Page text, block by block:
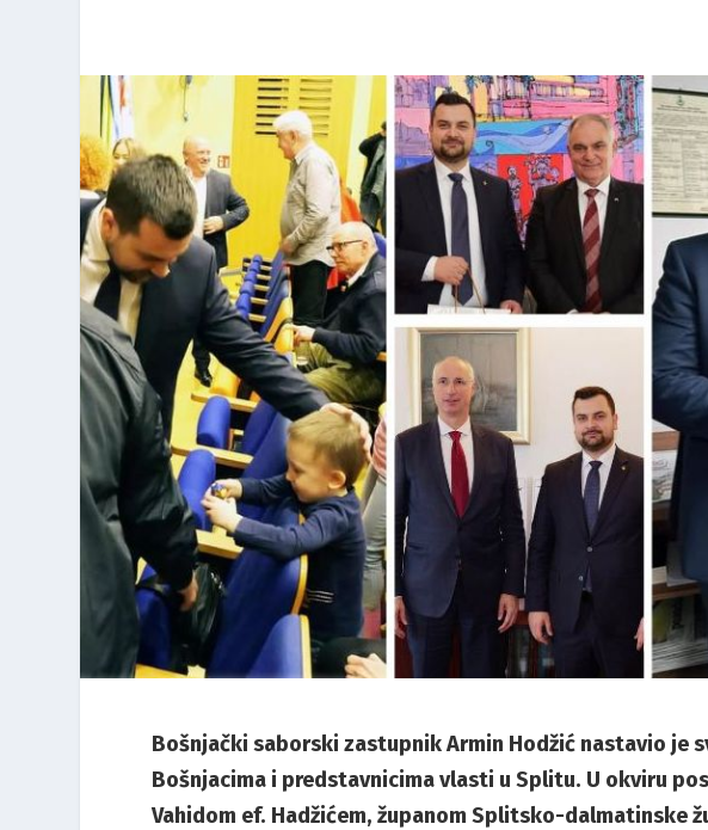
Bošnjački saborski zastupnik Armin Hodžić nastavio je
Bošnjacima i predstavnicima vlasti u Splitu. U okviru
Vahidom ef. Hadžićem, županom Splitsko-dalmatinske